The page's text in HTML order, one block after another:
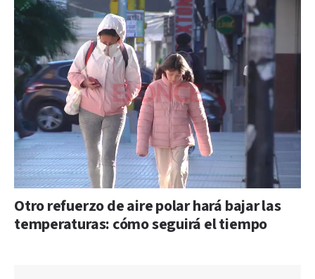
Otro refuerzo de aire polar hará bajar las
temperaturas: cómo seguirá el tiempo